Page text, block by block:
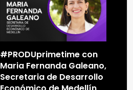
#PRODUprimetime con
Maria Fernanda Galeano,
Secretaria de Desarrollo